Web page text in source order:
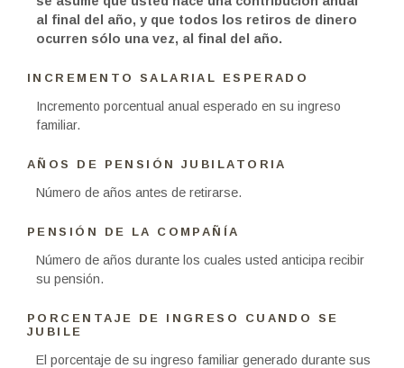
al final del año, y que todos los retiros de dinero
ocurren sólo una vez, al final del año.
INCREMENTO SALARIAL ESPERADO
Incremento porcentual anual esperado en su ingreso
familiar.
AÑOS DE PENSIÓN JUBILATORIA
Número de años antes de retirarse.
PENSIÓN DE LA COMPAÑÍA
Número de años durante los cuales usted anticipa recibir
su pensión.
PORCENTAJE DE INGRESO CUANDO SE
JUBILE
El porcentaje de su ingreso familiar generado durante sus